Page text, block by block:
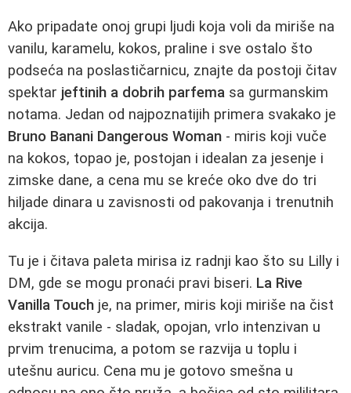
Ako pripadate onoj grupi ljudi koja voli da miriše na
vanilu, karamelu, kokos, praline i sve ostalo što
podseća na poslastičarnicu, znajte da postoji čitav
spektar jeftinih a dobrih parfema sa gurmanskim
notama. Jedan od najpoznatijih primera svakako je
Bruno Banani Dangerous Woman - miris koji vuče
na kokos, topao je, postojan i idealan za jesenje i
zimske dane, a cena mu se kreće oko dve do tri
hiljade dinara u zavisnosti od pakovanja i trenutnih
akcija.
Tu je i čitava paleta mirisa iz radnji kao što su Lilly i
DM, gde se mogu pronaći pravi biseri. La Rive
Vanilla Touch je, na primer, miris koji miriše na čist
ekstrakt vanile - sladak, opojan, vrlo intenzivan u
prvim trenucima, a potom se razvija u toplu i
utešnu auricu. Cena mu je gotovo smešna u